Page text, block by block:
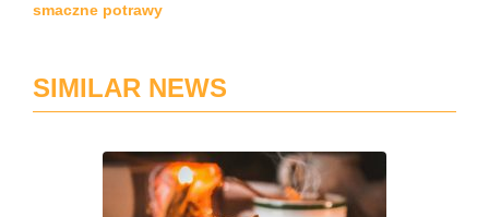
smaczne potrawy
SIMILAR NEWS